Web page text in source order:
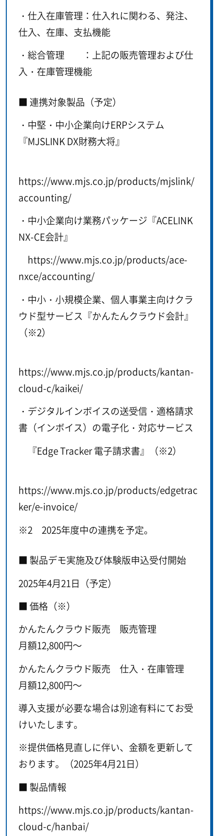
・仕入在庫管理：仕入れに関わる、発注、
仕入、在庫、支払機能
・総合管理 ：上記の販売管理および仕
入・在庫管理機能
■ 連携対象製品（予定）
・中堅・中小企業向けERPシステム
『MJSLINK DX財務大将』
https://www.mjs.co.jp/products/mjslink/
accounting/
・中小企業向け業務パッケージ『ACELINK
NX-CE会計』
https://www.mjs.co.jp/products/ace-
nxce/accounting/
・中小・小規模企業、個人事業主向けクラ
ウド型サービス『かんたんクラウド会計』
（※2）
https://www.mjs.co.jp/products/kantan-
cloud-c/kaikei/
・デジタルインボイスの送受信・適格請求
書（インボイス）の電子化・対応サービス
『Edge Tracker 電子請求書』（※2）
https://www.mjs.co.jp/products/edgetrac
ker/e-invoice/
※2 2025年度中の連携を予定。
■ 製品デモ実施及び体験版申込受付開始
2025年4月21日（予定）
■ 価格（※）
かんたんクラウド販売 販売管理
月額12,800円～
かんたんクラウド販売 仕入・在庫管理
月額12,800円～
導入支援が必要な場合は別途有料にてお受
けいたします。
※提供価格見直しに伴い、金額を更新して
おります。（2025年4月21日）
■ 製品情報
https://www.mjs.co.jp/products/kantan-
cloud-c/hanbai/